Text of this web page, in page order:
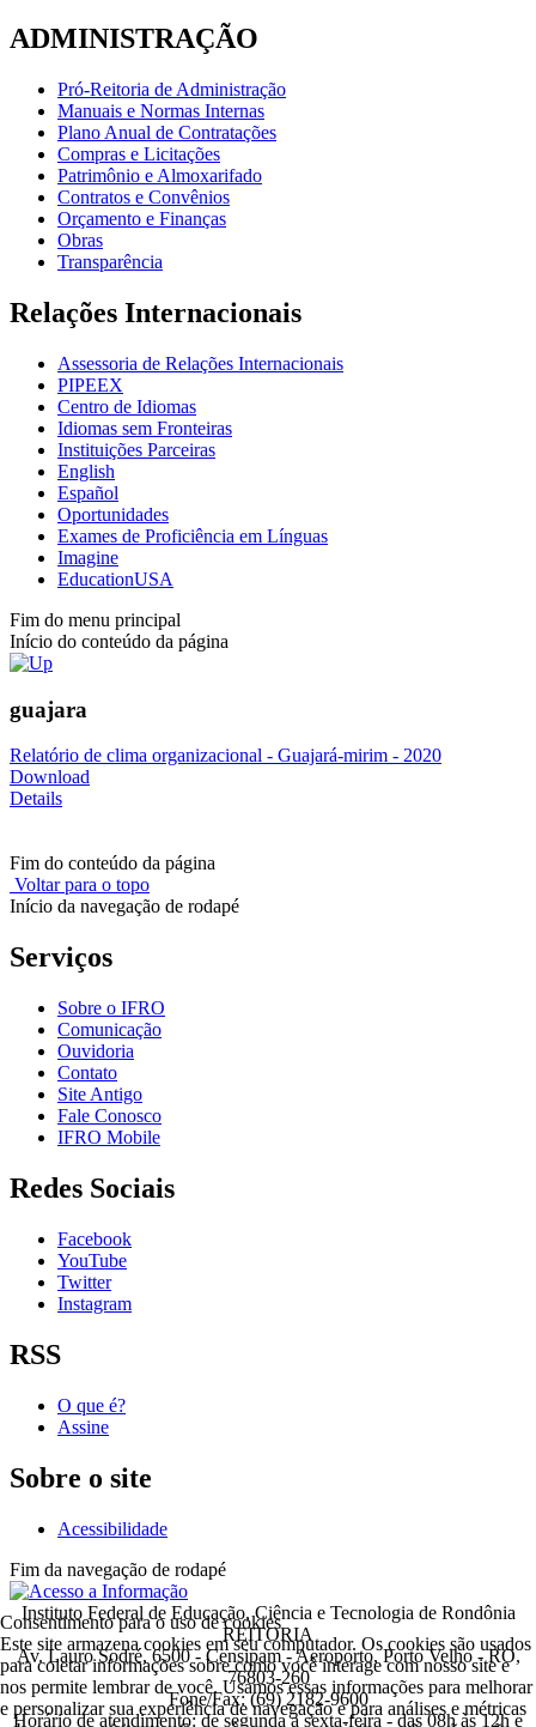
ADMINISTRAÇÃO
Pró-Reitoria de Administração
Manuais e Normas Internas
Plano Anual de Contratações
Compras e Licitações
Patrimônio e Almoxarifado
Contratos e Convênios
Orçamento e Finanças
Obras
Transparência
Relações Internacionais
Assessoria de Relações Internacionais
PIPEEX
Centro de Idiomas
Idiomas sem Fronteiras
Instituições Parceiras
English
Español
Oportunidades
Exames de Proficiência em Línguas
Imagine
EducationUSA
Fim do menu principal
Início do conteúdo da página
guajara
Relatório de clima organizacional - Guajará-mirim - 2020
Download
Details
Fim do conteúdo da página
Voltar para o topo
Início da navegação de rodapé
Serviços
Sobre o IFRO
Comunicação
Ouvidoria
Contato
Site Antigo
Fale Conosco
IFRO Mobile
Redes Sociais
Facebook
YouTube
Twitter
Instagram
RSS
O que é?
Assine
Sobre o site
Acessibilidade
Fim da navegação de rodapé
Instituto Federal de Educação, Ciência e Tecnologia de Rondônia
REITORIA
Av. Lauro Sodré, 6500 - Censipam - Aeroporto, Porto Velho - RO,
76803-260
Fone/Fax: (69) 2182-9600
Horário de atendimento: de segunda a sexta-feira - das 08h às 12h e
Consentimento para o uso de cookies
Este site armazena cookies em seu computador. Os cookies são usados
para coletar informações sobre como você interage com nosso site e
nos permite lembrar de você. Usamos essas informações para melhorar
e personalizar sua experiência de navegação e para análises e métricas